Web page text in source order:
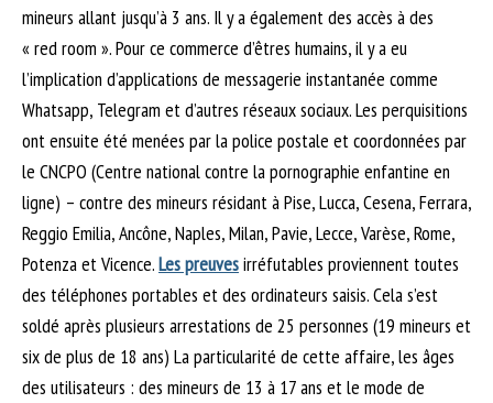
mineurs allant jusqu’à 3 ans. Il y a également des accès à des
« red room ». Pour ce commerce d’êtres humains, il y a eu
l’implication d’applications de messagerie instantanée comme
Whatsapp, Telegram et d’autres réseaux sociaux. Les perquisitions
ont ensuite été menées par la police postale et coordonnées par
le CNCPO (Centre national contre la pornographie enfantine en
ligne) – contre des mineurs résidant à Pise, Lucca, Cesena, Ferrara,
Reggio Emilia, Ancône, Naples, Milan, Pavie, Lecce, Varèse, Rome,
Potenza et Vicence.Les preuvesirréfutables proviennent toutes
des téléphones portables et des ordinateurs saisis. Cela s’est
soldé après plusieurs arrestations de 25 personnes (19 mineurs et
six de plus de 18 ans) La particularité de cette affaire, les âges
des utilisateurs : des mineurs de 13 à 17 ans et le mode de